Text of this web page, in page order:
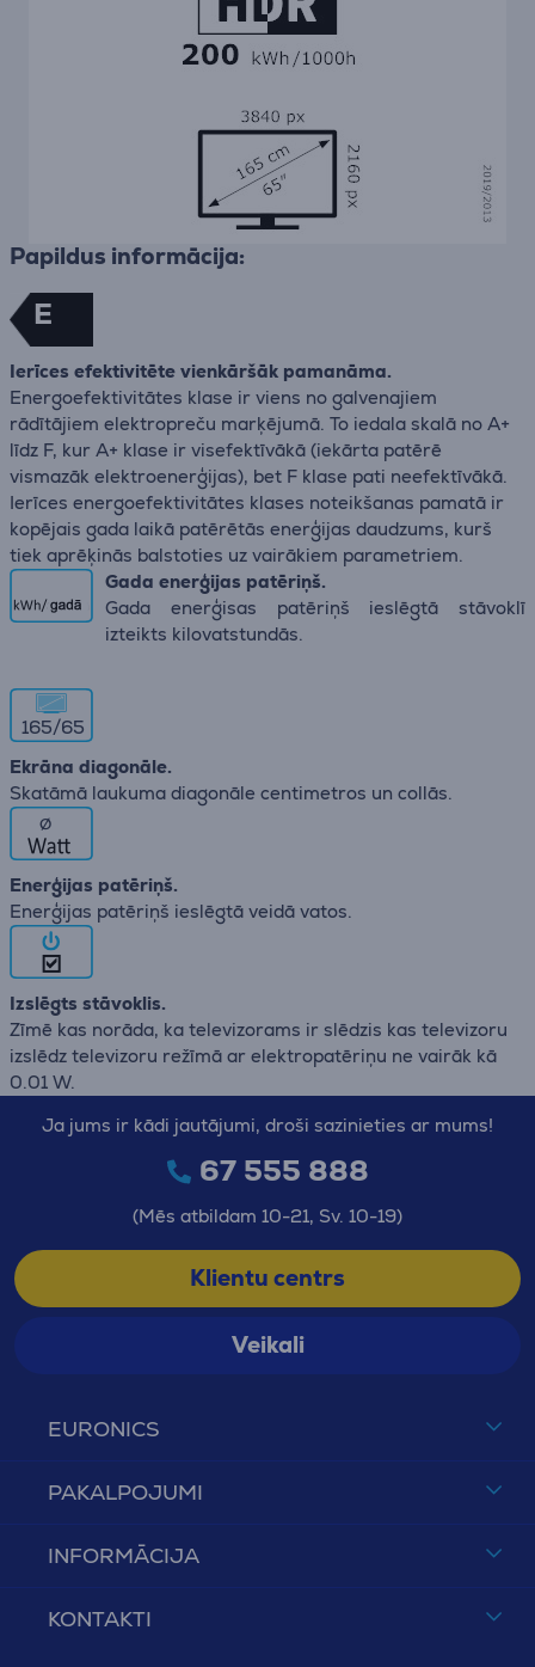
Papildus informācija:
E
Ierīces efektivitēte vienkāršāk pamanāma.
Energoefektivitātes klase ir viens no galvenajiem
rādītājiem elektropreču marķējumā. To iedala skalā no A+
līdz F, kur A+ klase ir visefektīvākā (iekārta patērē
vismazāk elektroenerģijas), bet F klase pati neefektīvākā.
Ierīces energoefektivitātes klases noteikšanas pamatā ir
kopējais gada laikā patērētās enerģijas daudzums, kurš
tiek aprēķinās balstoties uz vairākiem parametriem.
Gada enerģijas patēriņš.
Gada enerģisas patēriņš ieslēgtā stāvoklī
izteikts kilovatstundās.
165/65
Ekrāna diagonāle.
Skatāmā laukuma diagonāle centimetros un collās.
∅
Enerģijas patēriņš.
Enerģijas patēriņš ieslēgtā veidā vatos.
Izslēgts stāvoklis.
Zīmē kas norāda, ka televizorams ir slēdzis kas televizoru
izslēdz televizoru režīmā ar elektropatēriņu ne vairāk kā
0.01 W.
EURONICS
PAKALPOJUMI
INFORMĀCIJA
KONTAKTI
Ja jums ir kādi jautājumi, droši sazinieties ar mums!
67 555 888
(Mēs atbildam 10-21, Sv. 10-19)
Klientu centrs
Veikali